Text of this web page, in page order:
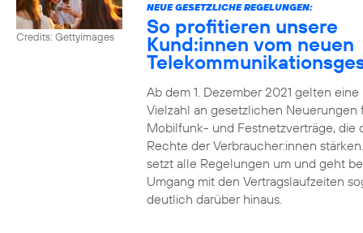
Credits: Gettyimages
NEUE GESETZLICHE REGELUNGEN:
So profitieren unsere
Kund:innen vom neuen
Ab dem 1. Dezember 2021 gelten eine
Vielzahl an gesetzlichen Neuerungen
Mobilfunk- und Festnetzverträge, die
Rechte der Verbraucher:innen
setzt alle Regelungen um und geht
Umgang mit den Vertragslaufzeiten
deutlich darüber hinaus.